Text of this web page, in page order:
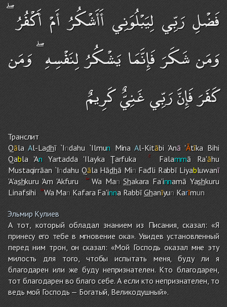
فَضْلِ رَبِّي لِيَبْلُوَنِي أَأَشْكُرُ أَمْ أَكْفُرُ ۖ
وَمَن شَكَرَ فَإِنَّمَا يَشْكُرُ لِنَفْسِهِ ۖ وَمَن
كَفَرَ فَإِنَّ رَبِّي غَنِيٌّ كَرِيمٌ
Транслит
QālaAl-Ladhī `Indahu`Ilmun Mina Al-Kitābi 'Anā'Ātīka Bihi
Qabla 'AnYartadda 'Ilayka Ţarfuka Falammā Ra'āhu
Mustaqirrāan `Indahu Qāla Hādhā MinFađli Rabbī Liyabluwanī
'A'ashkuru 'Am 'Akfuru Wa Man Shakara Fa'innamā Yashkuru
Linafsihi Wa Man Kafara Fa'inna RabbīGhanīyun Karīmun
Эльмир Кулиев
А тот, который обладал знанием из Писания, сказал: «Я
принесу его тебе в мгновение ока». Увидев установленный
перед ним трон, он сказал: «Мой Господь оказал мне эту
милость для того, чтобы испытать меня, буду ли я
благодарен или же буду непризнателен. Кто благодарен,
тот благодарен во благо себе. А если кто непризнателен, то
ведь мой Господь — Богатый, Великодушный».